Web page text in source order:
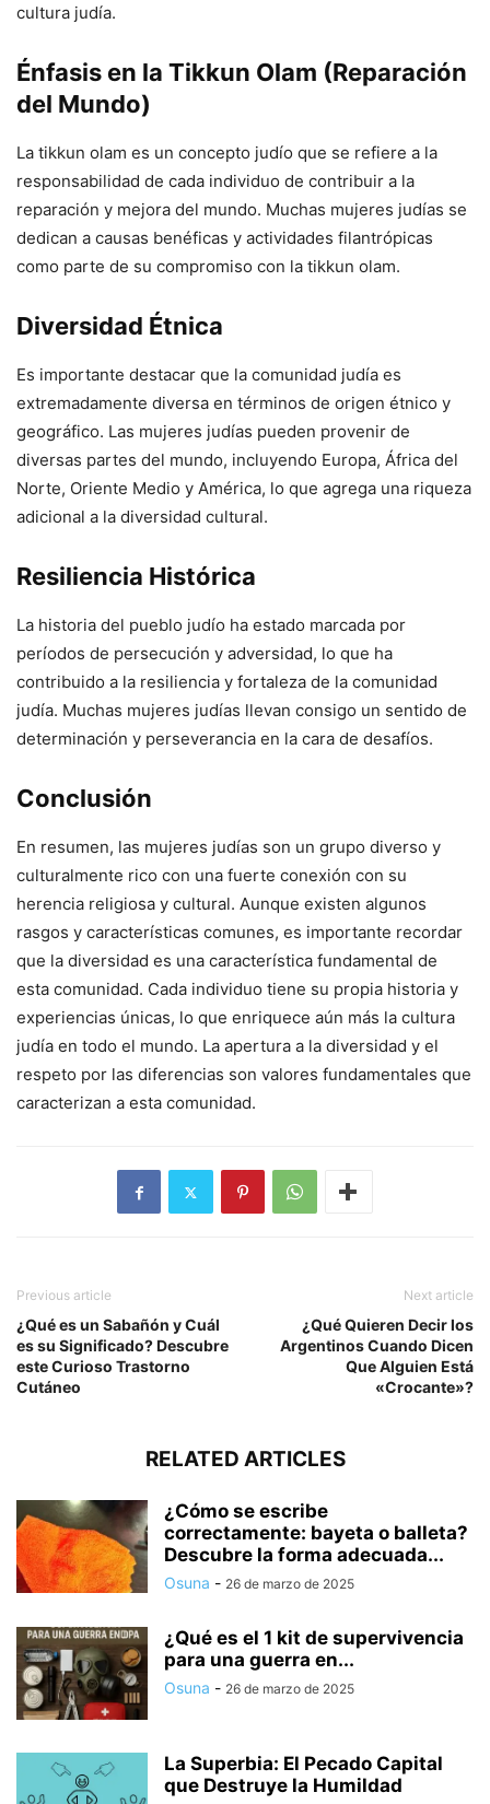
cultura judía.
Énfasis en la Tikkun Olam (Reparación
del Mundo)
La tikkun olam es un concepto judío que se refiere a la
responsabilidad de cada individuo de contribuir a la
reparación y mejora del mundo. Muchas mujeres judías se
dedican a causas benéficas y actividades filantrópicas
como parte de su compromiso con la tikkun olam.
Diversidad Étnica
Es importante destacar que la comunidad judía es
extremadamente diversa en términos de origen étnico y
geográfico. Las mujeres judías pueden provenir de
diversas partes del mundo, incluyendo Europa, África del
Norte, Oriente Medio y América, lo que agrega una riqueza
adicional a la diversidad cultural.
Resiliencia Histórica
La historia del pueblo judío ha estado marcada por
períodos de persecución y adversidad, lo que ha
contribuido a la resiliencia y fortaleza de la comunidad
judía. Muchas mujeres judías llevan consigo un sentido de
determinación y perseverancia en la cara de desafíos.
Conclusión
En resumen, las mujeres judías son un grupo diverso y
culturalmente rico con una fuerte conexión con su
herencia religiosa y cultural. Aunque existen algunos
rasgos y características comunes, es importante recordar
que la diversidad es una característica fundamental de
esta comunidad. Cada individuo tiene su propia historia y
experiencias únicas, lo que enriquece aún más la cultura
judía en todo el mundo. La apertura a la diversidad y el
respeto por las diferencias son valores fundamentales que
caracterizan a esta comunidad.
Previous article
¿Qué es un Sabañón y Cuál
es su Significado? Descubre
este Curioso Trastorno
Cutáneo
Next article
¿Qué Quieren Decir los
Argentinos Cuando Dicen
Que Alguien Está
«Crocante»?
RELATED ARTICLES
¿Cómo se escribe
correctamente: bayeta o balleta?
Descubre la forma adecuada...
Osuna - 26 de marzo de 2025
¿Qué es el 1 kit de supervivencia
para una guerra en...
Osuna - 26 de marzo de 2025
La Superbia: El Pecado Capital
que Destruye la Humildad